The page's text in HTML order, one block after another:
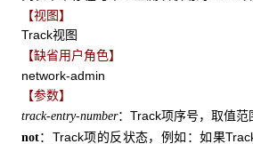
【视图】
Track视图
【缺省用户角色】
network-admin
【参数】
track-entry-number：Track项序号，取值范
not：Track项的反状态，例如：如果